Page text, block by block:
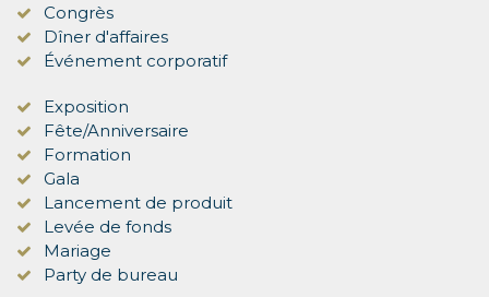
Congrès
Dîner d'affaires
Événement corporatif
Exposition
Fête/Anniversaire
Formation
Gala
Lancement de produit
Levée de fonds
Mariage
Party de bureau